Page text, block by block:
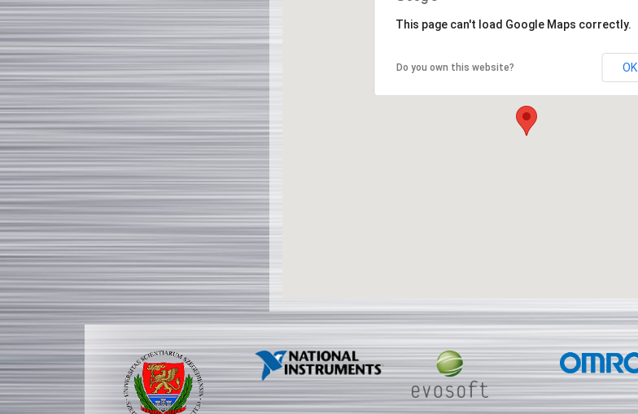
This page can't load Google Maps correctly.
Do you own this website? OK